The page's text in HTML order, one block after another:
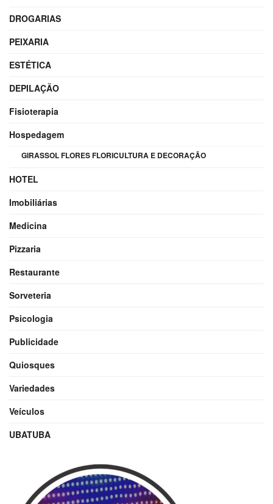
DROGARIAS
PEIXARIA
ESTÉTICA
DEPILAÇÃO
Fisioterapia
Hospedagem
GIRASSOL FLORES FLORICULTURA E DECORAÇÃO
HOTEL
Imobiliárias
Medicina
Pizzaria
Restaurante
Sorveteria
Psicologia
Publicidade
Quiosques
Variedades
Veículos
UBATUBA